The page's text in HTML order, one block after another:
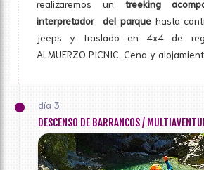
realizaremos un treeking
interpretador del parquehasta
jeeps y traslado en 4x4 de
ALMUERZO PICNIC. Cena y
día 3
DESCENSO DE BARRANCOS /